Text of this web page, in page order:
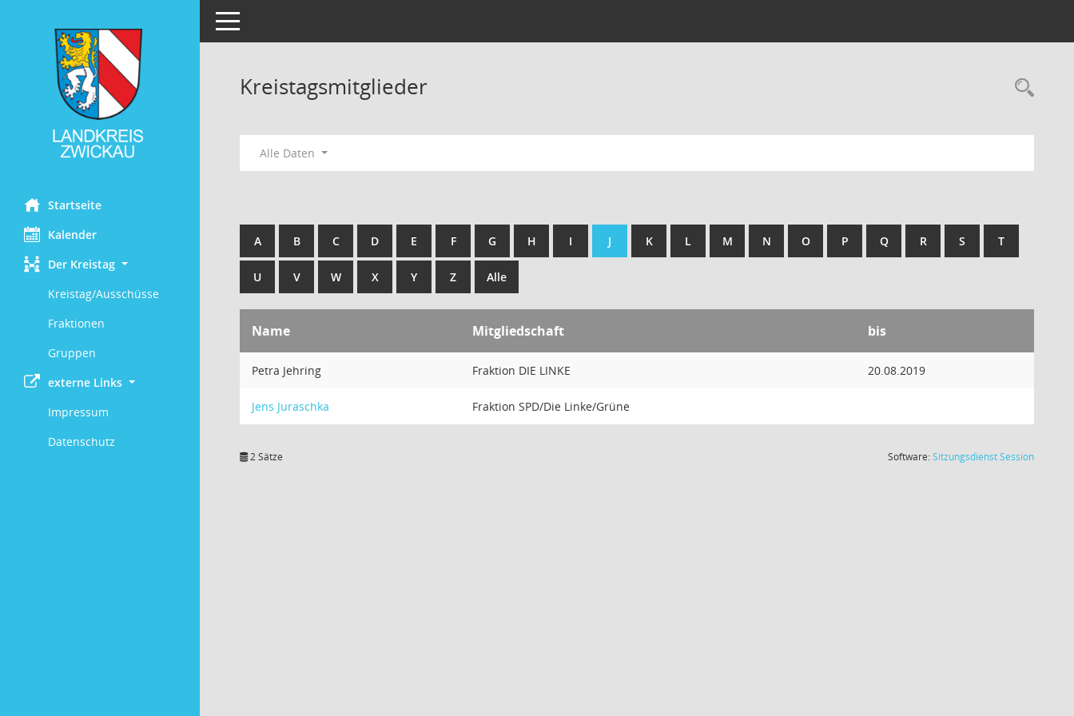
Startseite
Kalender
Der Kreistag
Kreistag/Ausschüsse
Fraktionen
Gruppen
externe Links
Impressum
Datenschutz
Toggle navigation
Kreistagsmitglieder
Alle Daten
A B C D E F G H I J K L M N O P Q R S T
U V W X Y Z Alle
Name Mitgliedschaft bis
Petra Jehring Fraktion DIE LINKE 20.08.2019
Jens Juraschka Fraktion SPD/Die Linke/Grüne
2 Sätze Software:SitzungsdienstSession(Wird in